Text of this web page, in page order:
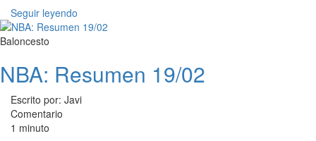
Seguir leyendo
Baloncesto
NBA: Resumen 19/02
Escrito por: Javi
Comentario
1 minuto